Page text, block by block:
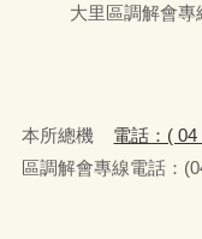
大里區調解會專線
本所總機 電話：(
區調解會專線電話：